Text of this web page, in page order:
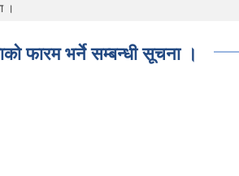
।
फारम भर्ने सम्बन्धी सूचना ।